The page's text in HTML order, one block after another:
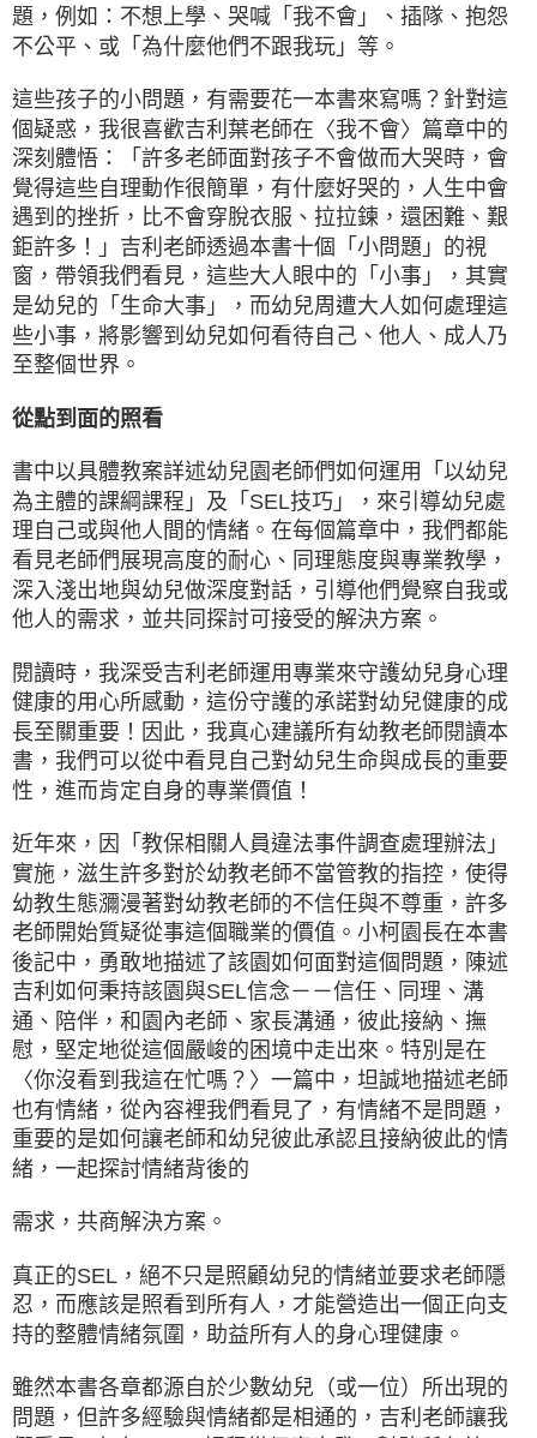
題，例如：不想上學、哭喊「我不會」、插隊、抱怨
不公平、或「為什麼他們不跟我玩」等。
這些孩子的小問題，有需要花一本書來寫嗎？針對這
個疑惑，我很喜歡吉利葉老師在〈我不會〉篇章中的
深刻體悟：「許多老師面對孩子不會做而大哭時，會
覺得這些自理動作很簡單，有什麼好哭的，人生中會
遇到的挫折，比不會穿脫衣服、拉拉鍊，還困難、艱
鉅許多！」吉利老師透過本書十個「小問題」的視
窗，帶領我們看見，這些大人眼中的「小事」，其實
是幼兒的「生命大事」，而幼兒周遭大人如何處理這
些小事，將影響到幼兒如何看待自己、他人、成人乃
至整個世界。
從點到面的照看
書中以具體教案詳述幼兒園老師們如何運用「以幼兒
為主體的課綱課程」及「SEL技巧」，來引導幼兒處
理自己或與他人間的情緒。在每個篇章中，我們都能
看見老師們展現高度的耐心、同理態度與專業教學，
深入淺出地與幼兒做深度對話，引導他們覺察自我或
他人的需求，並共同探討可接受的解決方案。
閱讀時，我深受吉利老師運用專業來守護幼兒身心理
健康的用心所感動，這份守護的承諾對幼兒健康的成
長至關重要！因此，我真心建議所有幼教老師閱讀本
書，我們可以從中看見自己對幼兒生命與成長的重要
性，進而肯定自身的專業價值！
近年來，因「教保相關人員違法事件調查處理辦法」
實施，滋生許多對於幼教老師不當管教的指控，使得
幼教生態瀰漫著對幼教老師的不信任與不尊重，許多
老師開始質疑從事這個職業的價值。小柯園長在本書
後記中，勇敢地描述了該園如何面對這個問題，陳述
吉利如何秉持該園與SEL信念－－信任、同理、溝
通、陪伴，和園內老師、家長溝通，彼此接納、撫
慰，堅定地從這個嚴峻的困境中走出來。特別是在
〈你沒看到我這在忙嗎？〉一篇中，坦誠地描述老師
也有情緒，從內容裡我們看見了，有情緒不是問題，
重要的是如何讓老師和幼兒彼此承認且接納彼此的情
緒，一起探討情緒背後的
需求，共商解決方案。
真正的SEL，絕不只是照顧幼兒的情緒並要求老師隱
忍，而應該是照看到所有人，才能營造出一個正向支
持的整體情緒氛圍，助益所有人的身心理健康。
雖然本書各章都源自於少數幼兒（或一位）所出現的
問題，但許多經驗與情緒都是相通的，吉利老師讓我